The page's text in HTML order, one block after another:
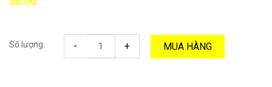
Số lượng: - + MUA HÀNG